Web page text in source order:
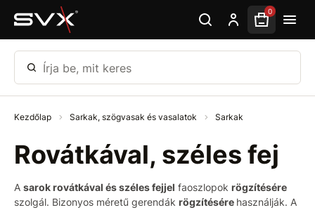
Ugrás az oldal fő részéhez 0
Írja be, mit keres
Kezdőlap Sarkak, szögvasak és vasalatok Sarkak
Rovátkával, széles fej
A sarok rovátkával és széles fejjel faoszlopok rögzítésére
szolgál. Bizonyos méretű gerendák rögzítésére használják. A